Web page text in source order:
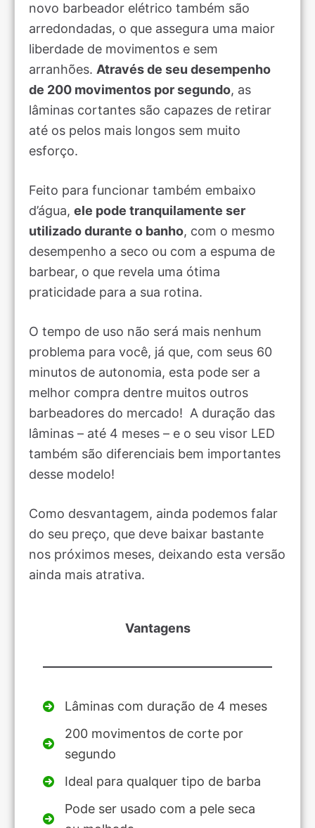
novo barbeador elétrico também são
arredondadas, o que assegura uma maior
liberdade de movimentos e sem
arranhões. Através de seu desempenho
de 200 movimentos por segundo, as
lâminas cortantes são capazes de retirar
até os pelos mais longos sem muito
esforço.
Feito para funcionar também embaixo
d’água, ele pode tranquilamente ser
utilizado durante o banho, com o mesmo
desempenho a seco ou com a espuma de
barbear, o que revela uma ótima
praticidade para a sua rotina.
O tempo de uso não será mais nenhum
problema para você, já que, com seus 60
minutos de autonomia, esta pode ser a
melhor compra dentre muitos outros
barbeadores do mercado! A duração das
lâminas – até 4 meses – e o seu visor LED
também são diferenciais bem importantes
desse modelo!
Como desvantagem, ainda podemos falar
do seu preço, que deve baixar bastante
nos próximos meses, deixando esta versão
ainda mais atrativa.
Vantagens
Lâminas com duração de 4 meses
200 movimentos de corte por
segundo
Ideal para qualquer tipo de barba
Pode ser usado com a pele seca